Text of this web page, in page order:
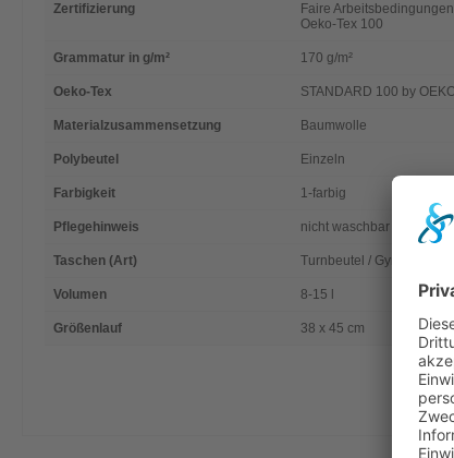
Zertifizierung
Faire Arbeitsbedingungen
Oeko-Tex 100
Grammatur in g/m² 170 g/m²
Oeko-Tex STANDARD 100 by
Materialzusammensetzung Baumwolle
Polybeutel Einzeln
Farbigkeit 1-farbig
Pflegehinweis nicht waschbar
Taschen (Art) Turnbeutel / Gymsacs
Volumen 8-15 l
Größenlauf 38 x 45 cm